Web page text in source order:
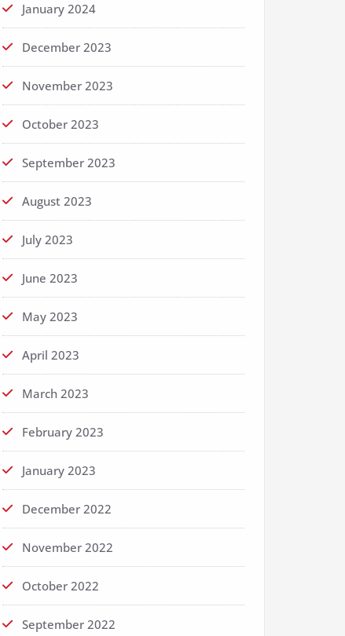
January 2024
December 2023
November 2023
October 2023
September 2023
August 2023
July 2023
June 2023
May 2023
April 2023
March 2023
February 2023
January 2023
December 2022
November 2022
October 2022
September 2022